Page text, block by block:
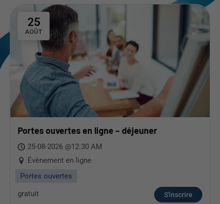
25
AOÛT
Portes ouvertes en ligne – déjeuner
25-08-2026 @12:30 AM
Évènement en ligne
Portes ouvertes
gratuit
S'inscrire